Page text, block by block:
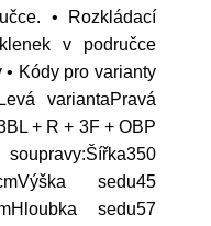
• Rozkládací
v područce
Kódy pro varianty
variantaPravá
+ R + 3F + OBP
sedu45
sedu57